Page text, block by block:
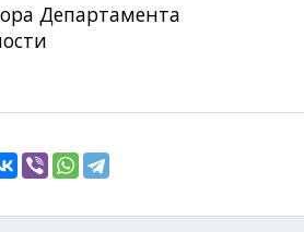
Департамента